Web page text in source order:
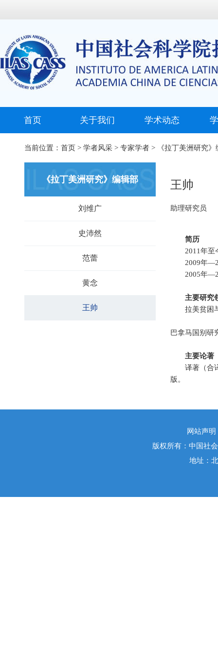
首页 关于我们 学术动态
当前位置： 首页 > 学者风采 > 专家学者 > 《拉丁美洲研究
《拉丁美洲研究》编辑部
刘维广
史沛然
范蕾
黄念
王帅
王帅
助理研究员
简历
2011年至
2009年
2005年
主要研究
拉美贫困
巴拿马国别研
主要论著
译著（合
版。
网站声明
版权所有：中国社
地址：